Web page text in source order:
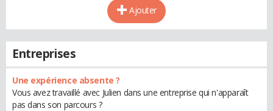
Ajouter
Entreprises
Une expérience absente ?
Vous avez travaillé avec Julien dans une entreprise qui n'apparaît
pas dans son parcours ?